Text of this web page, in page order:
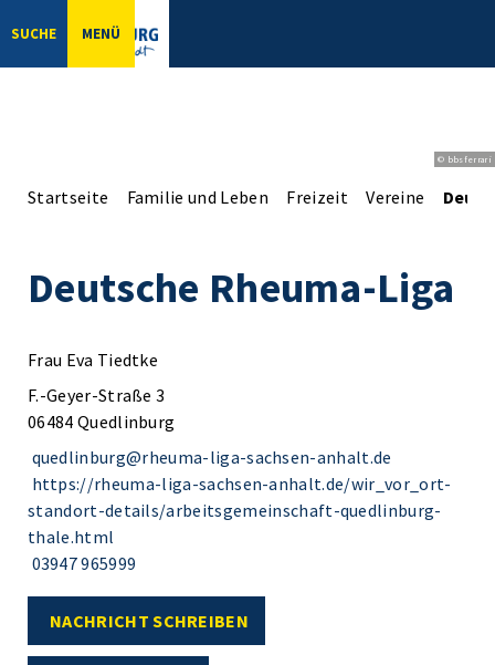
SUCHE MENÜ
© bbsferrari
Startseite Familie und Leben Freizeit Vereine
Deutsche Rheuma-Liga
Frau Eva Tiedtke
F.-Geyer-Straße 3
06484 Quedlinburg
quedlinburg@rheuma-liga-sachsen-anhalt.de
https://rheuma-liga-sachsen-anhalt.de/wir_vor_ort-
standort-details/arbeitsgemeinschaft-quedlinburg-
thale.html
03947 965999
NACHRICHT SCHREIBEN